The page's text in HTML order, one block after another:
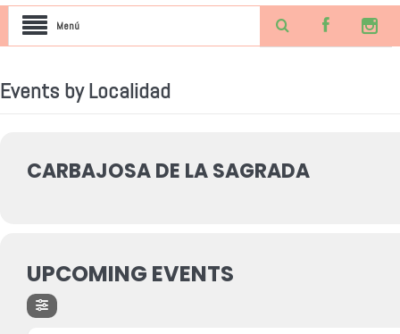
Menú
Events by Localidad
CARBAJOSA DE LA SAGRADA
UPCOMING EVENTS